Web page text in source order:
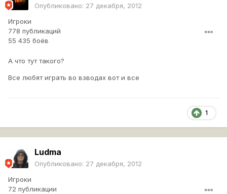
Опубликовано: 27 декабря, 2012
Игроки
778 публикаций
55 435 боёв
А что тут такого?
Все любят играть во взводах вот и все
1
Ludma
Опубликовано: 27 декабря, 2012
Игроки
72 публикации